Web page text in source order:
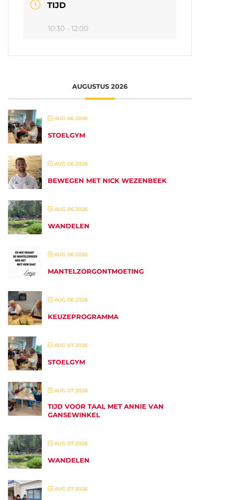
TIJD
10:30 - 12:00
AUGUSTUS 2026
AUG 06 2026
STOELGYM
AUG 06 2026
BEWEGEN MET NICK WEZENBEEK
AUG 06 2026
WANDELEN
AUG 06 2026
MANTELZORGONTMOETING
AUG 06 2026
KEUZEPROGRAMMA
AUG 07 2026
STOELGYM
AUG 07 2026
TIJD VOOR TAAL MET ANNIE VAN
GANSEWINKEL
AUG 07 2026
WANDELEN
AUG 07 2026